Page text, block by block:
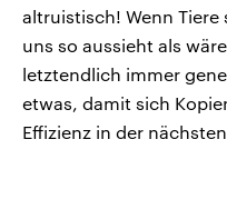
altruistisch! Wenn
uns so aussieht als
letztendlich immer
etwas, damit sich
Effizienz in der